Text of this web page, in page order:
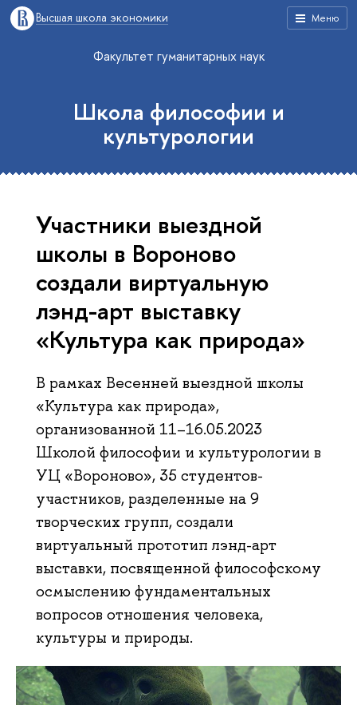
Меню
Высшая школа экономики
Факультет гуманитарных наук
Школа философии и
культурологии
Участники выездной
школы в Вороново
создали виртуальную
лэнд-арт выставку
«Культура как природа»
В рамках Весенней выездной школы
«Культура как природа»,
организованной 11–16.05.2023
Школой философии и культурологии в
УЦ «Вороново», 35 студентов-
участников, разделенные на 9
творческих групп, создали
виртуальный прототип лэнд-арт
выставки, посвященной философскому
осмыслению фундаментальных
вопросов отношения человека,
культуры и природы.